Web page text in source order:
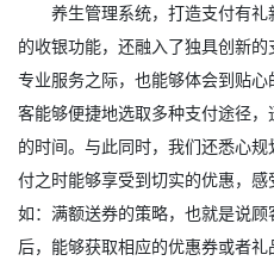
养生管理系统，打造支付有
的收银功能，还融入了独具创新
专业服务之际，也能够体会到贴
客能够便捷地选取多种支付途径
的时间。与此同时，我们还悉心
付之时能够享受到切实的优惠，
如：满额送券的策略，也就是说
后，能够获取相应的优惠券或者